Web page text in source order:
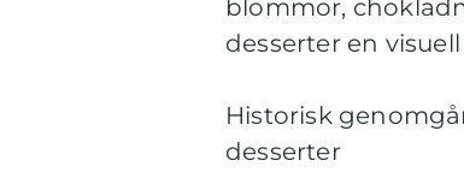
blommor,
desserter en
Historisk
desserter